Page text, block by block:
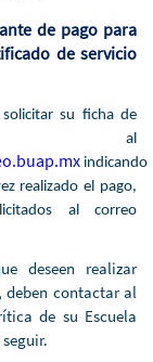
de pago para
de servicio
su ficha de
al
indicando
realizado el pago,
al correo
deseen realizar
deben contactar al
de su Escuela